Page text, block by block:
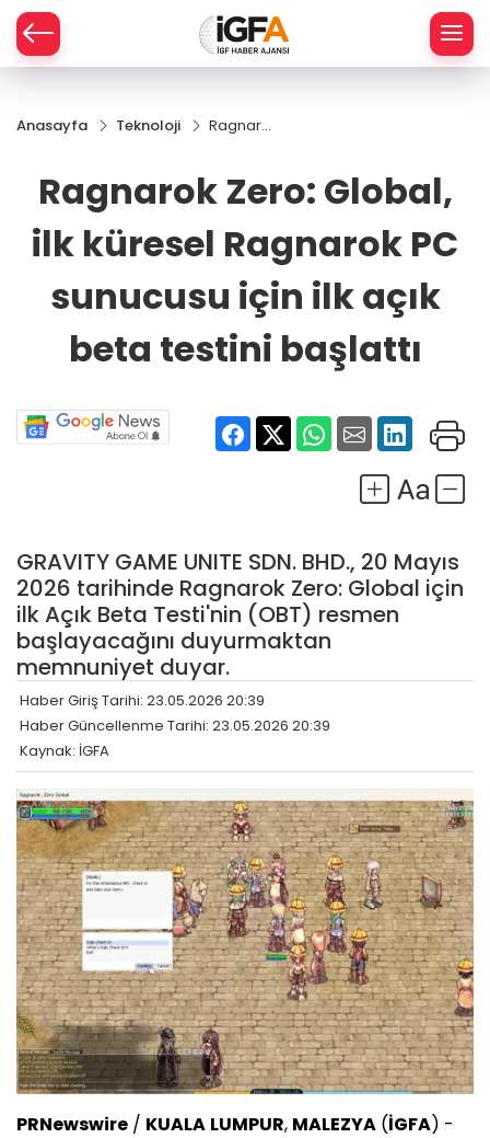
Anasayfa Teknoloji
Ragnarok
küresel
PC
sunucusu
için ilk
açık beta
başlattı
Ragnarok Zero: Global,
ilk küresel Ragnarok PC
sunucusu için ilk açık
beta testini başlattı
GRAVITY GAME UNITE SDN. BHD., 20 Mayıs
2026 tarihinde Ragnarok Zero: Global için
ilk Açık Beta Testi'nin (OBT) resmen
başlayacağını duyurmaktan
memnuniyet duyar.
Haber Giriş Tarihi: 23.05.2026 20:39
Haber Güncellenme Tarihi: 23.05.2026 20:39
Kaynak: İGFA
PRNewswire / KUALA LUMPUR, MALEZYA (İGFA) -